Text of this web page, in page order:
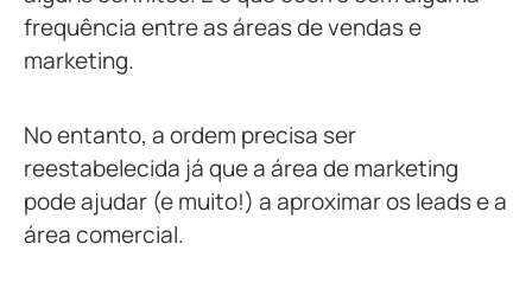
frequência entre as áreas de vendas e
marketing.
No entanto, a ordem precisa ser
reestabelecida já que a área de marketing
pode ajudar (e muito!) a aproximar os leads e a
área comercial.